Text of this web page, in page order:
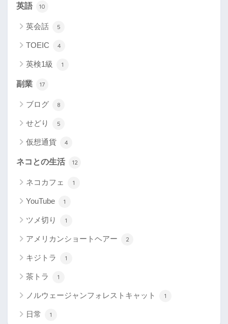
英語 10
英会話 5
TOEIC 4
英検1級 1
副業 17
ブログ 8
せどり 5
仮想通貨 4
ネコとの生活 12
ネコカフェ 1
YouTube 1
ツメ切り 1
アメリカンショートヘアー 2
キジトラ 1
茶トラ 1
ノルウェージャンフォレストキャット 1
日常 1